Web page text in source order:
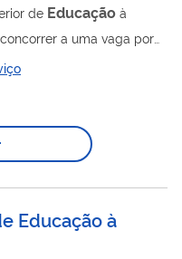
de Educação à
a uma vaga por
Educação à